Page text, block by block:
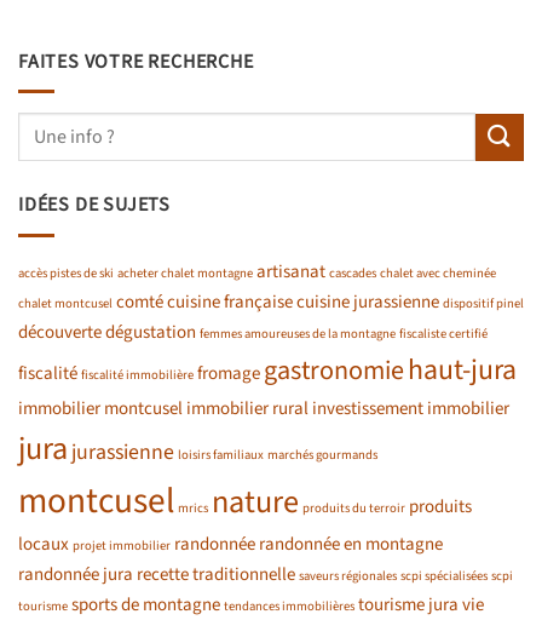
FAITES VOTRE RECHERCHE
IDÉES DE SUJETS
accès pistes de ski acheter chalet montagne artisanat cascades chalet avec cheminée
chalet montcusel comtécuisine françaisecuisine jurassienne dispositif pinel
découvertedégustation femmes amoureuses de la montagne fiscaliste certifié
fiscalité fiscalité immobilière fromagegastronomiehaut-jura
immobilier montcuselimmobilier ruralinvestissement immobilier
jura jurassienne loisirs familiaux marchés gourmands
montcusel mrics nature produits du terroir produits
locaux projet immobilier randonnéerandonnée en montagne
randonnée jura recette traditionnelle saveurs régionales scpi spécialisées scpi
tourisme sports de montagne tendances immobilières tourisme juravie